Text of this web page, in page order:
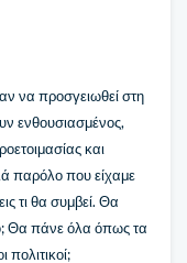
να προσγειωθεί στη
ενθουσιασμένος,
και
παρόλο που είχαμε
τι θα συμβεί. Θα
Θα πάνε όλα όπως τα